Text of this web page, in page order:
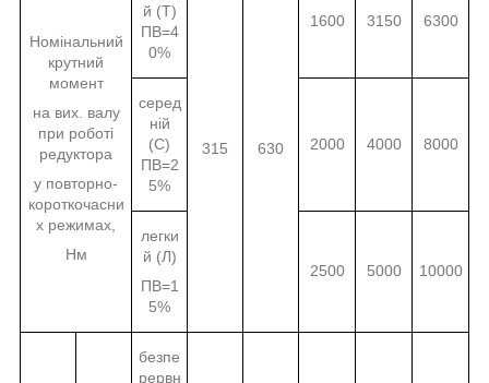
Номінальний
крутний
момент
на вих. валу
при роботі
редуктора
у повторно-
короткочасни
х режимах,
Нм
й (Т)
ПВ=4
0%
315 630
1600 3150 6300
серед
ній
(С)
ПВ=2
5%
2000 4000 8000
легки
й (Л)
ПВ=1
5%
2500 5000 10000
безпе
рервн